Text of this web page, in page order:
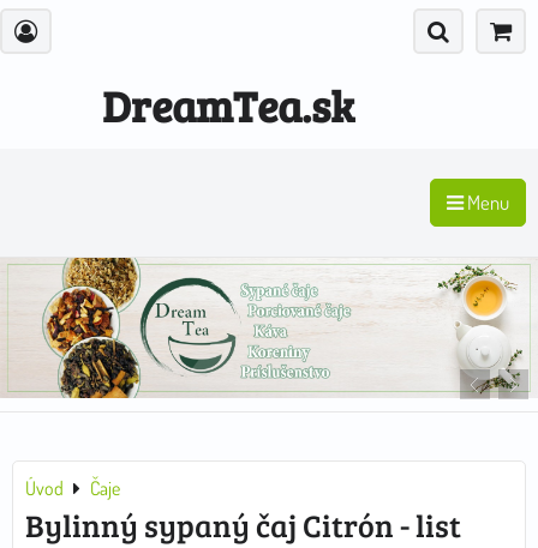
DreamTea.sk
Menu
Úvod Čaje
Bylinný sypaný čaj Citrón - list